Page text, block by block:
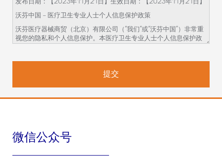
沃芬中国 – 医疗卫生专业人士个人信息保护政策
沃芬医疗器械商贸（北京）有限公司（“我们”或“沃芬中国”）非常重
视您的隐私和个人信息保护。本医疗卫生专业人士个人信息保护政
在您开始参与相关的学术活动前，请务必仔细阅读并透彻理解本政
。如对本政策内容有任何疑问、意见或建议，您可通过本政策提
供的联系方式与我们联系。
码、医疗机构、科室、城市、邮政编码、您的具体问题和请求，用
微信公众号